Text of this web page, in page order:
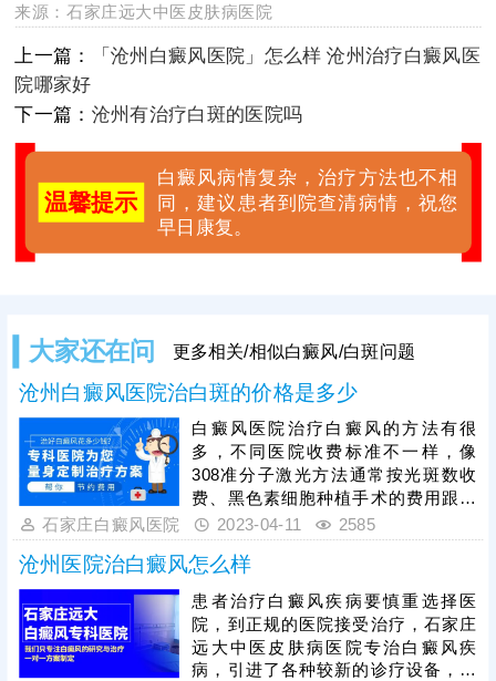
来源：石家庄远大中医皮肤病医院
上一篇： 「沧州白癜风医院」怎么样 沧州治疗白癜风医
院哪家好
下一篇： 沧州有治疗白斑的医院吗
温馨提示
白癜风病情复杂，治疗方法也不相
同，建议患者到院查清病情，祝您
早日康复。
大家还在问 更多相关/相似白癜风/白斑问题
沧州白癜风医院治白斑的价格是多少
白癜风医院治疗白癜风的方法有很
多，不同医院收费标准不一样，像
308准分子激光方法通常按光斑数收
费、黑色素细胞种植手术的费用跟白
斑面积大小有很大关系，患者白斑的
治疗费用不能一概而论，通常越早治
疗花费费用相对越少，一起来看看下
文详细介绍吧。
石家庄白癜风医院 2023-04-11 2585
沧州医院治白癜风怎么样
患者治疗白癜风疾病要慎重选择医
院，到正规的医院接受治疗，石家庄
远大中医皮肤病医院专治白癜风疾
病，引进了各种较新的诊疗设备，采